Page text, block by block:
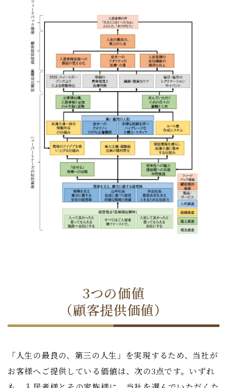
3つの価値
（顧客提供価値）
「人生の最良の、第三の人生」を実現するため、当社が
お客様へご提供している価値は、次の3点です。いずれ